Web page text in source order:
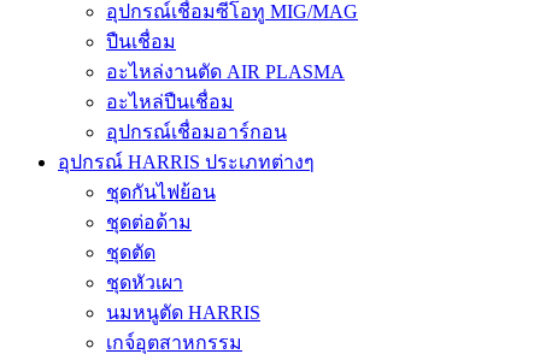
อุปกรณ์เชื่อมซีโอทู MIG/MAG
ปืนเชื่อม
อะไหล่งานตัด AIR PLASMA
อะไหล่ปืนเชื่อม
อุปกรณ์เชื่อมอาร์กอน
อุปกรณ์ HARRIS ประเภทต่างๆ
ชุดกันไฟย้อน
ชุดต่อด้าม
ชุดตัด
ชุดหัวเผา
นมหนูตัด HARRIS
เกจ์อุตสาหกรรม